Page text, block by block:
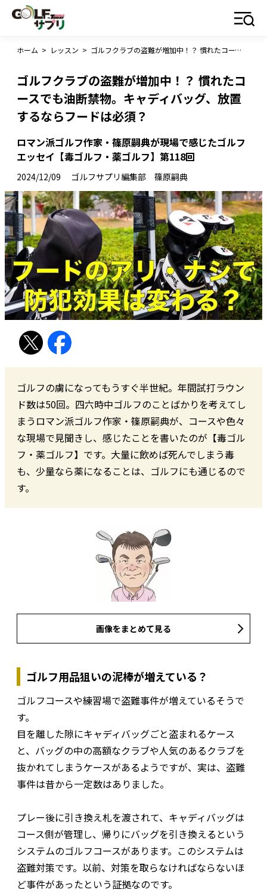
ホーム > レッスン > ゴルフクラブの盗難が増加中！？ 慣れたコースでも油断禁物。キャディバッグ、放置するならフードは必須？
ゴルフクラブの盗難が増加中！？ 慣れたコ
ースでも油断禁物。キャディバッグ、放置
するならフードは必須？
ロマン派ゴルフ作家・篠原嗣典が現場で感じたゴルフ
エッセイ【毒ゴルフ・薬ゴルフ】第118回
2024/12/09 ゴルフサプリ編集部 篠原嗣典
ゴルフの虜になってもうすぐ半世紀。年間試打ラウン
ド数は50回。四六時中ゴルフのことばかりを考えてし
まうロマン派ゴルフ作家・篠原嗣典が、コースや色々
な現場で見聞きし、感じたことを書いたのが【毒ゴル
フ・薬ゴルフ】です。大量に飲めば死んでしまう毒
も、少量なら薬になることは、ゴルフにも通じるので
す。
画像をまとめて見る
ゴルフ用品狙いの泥棒が増えている？
ゴルフコースや練習場で盗難事件が増えているそうで
す。
目を離した隙にキャディバッグごと盗まれるケース
と、バッグの中の高額なクラブや人気のあるクラブを
抜かれてしまうケースがあるようですが、実は、盗難
事件は昔から一定数はありました。
プレー後に引き換え札を渡されて、キャディバッグは
コース側が管理し、帰りにバッグを引き換えるという
システムのゴルフコースがあります。このシステムは
盗難対策です。以前、対策を取らなければならないほ
ど事件があったという証拠なのです。